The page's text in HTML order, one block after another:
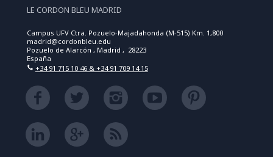
LE CORDON BLEU MADRID
Campus UFV Ctra. Pozuelo-Majadahonda (M-515) Km. 1,800
madrid@cordonbleu.edu
Pozuelo de Alarcón , Madrid , 28223
España
+34 91 715 10 46 & +34 91 709 14 15